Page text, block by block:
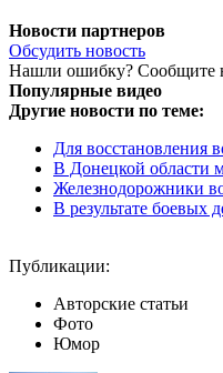
Новости партнеров
Обсудить новость
Нашли ошибку? Сообщите
Популярные видео
Другие новости по теме:
Для восстановления
В Донецкой области
Железнодорожники
В результате боевых
Публикации:
Авторские статьи
Фото
Юмор